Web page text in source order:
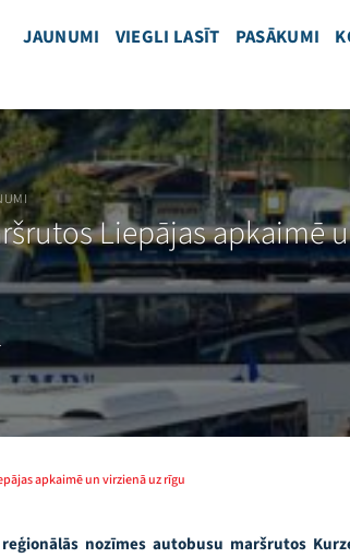
JAUNUMI VIEGLI LASĪT PASĀKUMI
Liepājas apkaimē
apkaimē un virzienā uz rīgu
nozīmes autobusu maršrutos